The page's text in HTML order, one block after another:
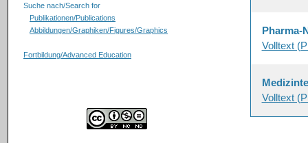
Suche nach/Search for
Publikationen/Publications
Abbildungen/Graphiken/Figures/Graphics
Fortbildung/Advanced Education
Pharma-
Volltext
Volltext